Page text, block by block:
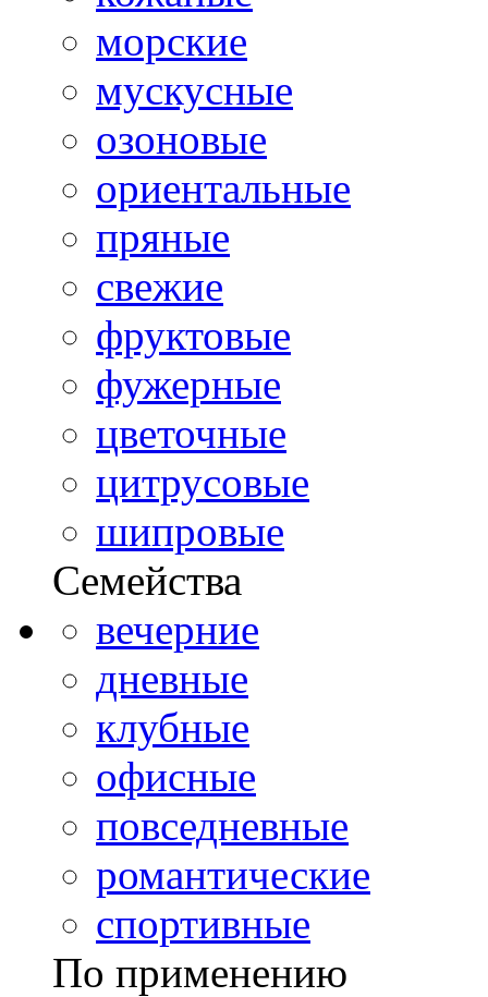
морские
мускусные
озоновые
ориентальные
пряные
свежие
фруктовые
фужерные
цветочные
цитрусовые
шипровые
Семейства
вечерние
дневные
клубные
офисные
повседневные
романтические
спортивные
По применению